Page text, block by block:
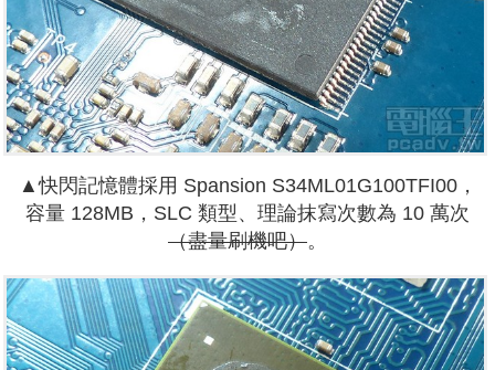
▲快閃記憶體採用 Spansion S34ML01G100TFI00，
容量 128MB，SLC 類型、理論抹寫次數為 10 萬次
（盡量刷機吧）。